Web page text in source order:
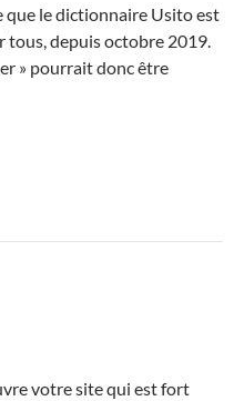
le dictionnaire Usito est
tous, depuis octobre 2019.
» pourrait donc être
votre site qui est fort